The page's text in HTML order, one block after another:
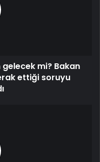
mi? Bakan
ettiği soruyu